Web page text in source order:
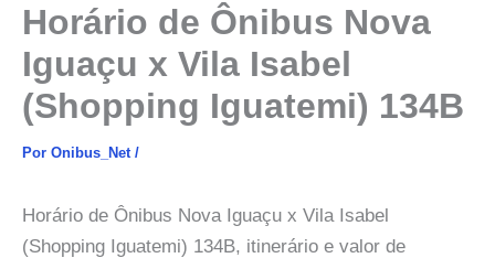
Horário de Ônibus Nova
Iguaçu x Vila Isabel
(Shopping Iguatemi) 134B
Por Onibus_Net /
Horário de Ônibus Nova Iguaçu x Vila Isabel
(Shopping Iguatemi) 134B, itinerário e valor de